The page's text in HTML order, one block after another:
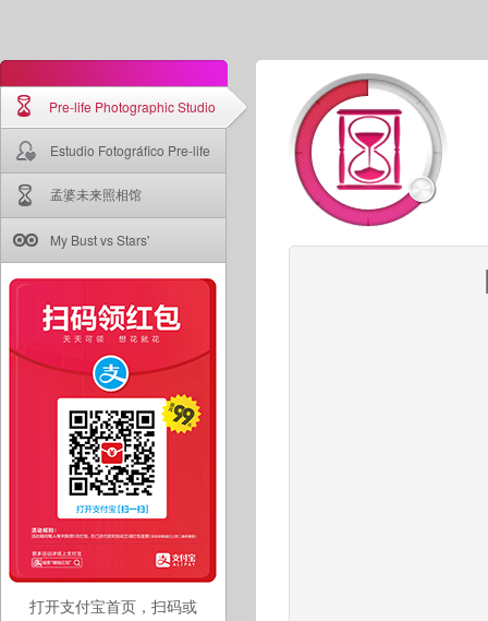
Pre-life Photographic Studio
Estudio Fotográfico Pre-life
孟婆未来照相馆
My Bust vs Stars'
打开支付宝首页，扫码或